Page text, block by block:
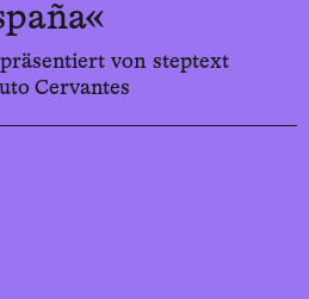
von steptext
Cervantes